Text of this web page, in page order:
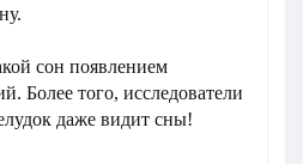
сон появлением
Более того, исследователи
даже видит сны!